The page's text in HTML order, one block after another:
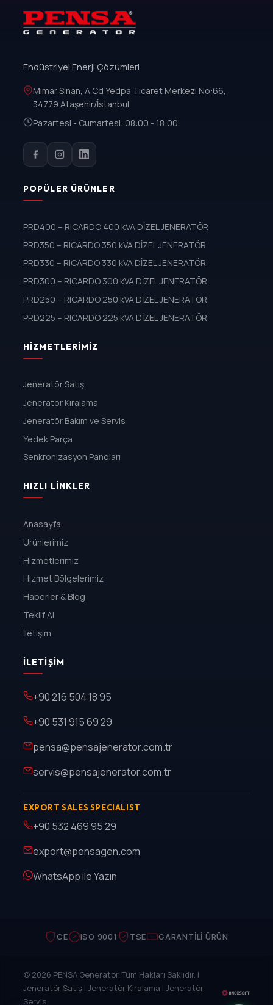
Endüstriyel Enerji Çözümleri
Mimar Sinan, A Cd Yedpa Ticaret Merkezi No:66,
34779 Ataşehir/İstanbul
Pazartesi - Cumartesi: 08:00 - 18:00
POPÜLER ÜRÜNLER
PRD400 – RICARDO 400 kVA DİZEL JENERATÖR
PRD350 – RICARDO 350 kVA DİZEL JENERATÖR
PRD330 – RICARDO 330 kVA DİZEL JENERATÖR
PRD300 – RICARDO 300 kVA DİZEL JENERATÖR
PRD250 – RICARDO 250 kVA DİZEL JENERATÖR
PRD225 – RICARDO 225 kVA DİZEL JENERATÖR
HIZMETLERIMIZ
Jeneratör Satış
Jeneratör Kiralama
Jeneratör Bakım ve Servis
Yedek Parça
Senkronizasyon Panoları
HIZLI LINKLER
Anasayfa
Ürünlerimiz
Hizmetlerimiz
Hizmet Bölgelerimiz
Haberler & Blog
Teklif Al
İletişim
İLETIŞIM
+90 216 504 18 95
+90 531 915 69 29
pensa@pensajenerator.com.tr
servis@pensajenerator.com.tr
EXPORT SALES SPECIALIST
+90 532 469 95 29
export@pensagen.com
WhatsApp ile Yazın
CE ISO 9001 TSE GARANTILI ÜRÜN
© 2026 PENSA Generator. Tüm Hakları Saklıdır. |
Jeneratör Satış | Jeneratör Kiralama | Jeneratör
Servis